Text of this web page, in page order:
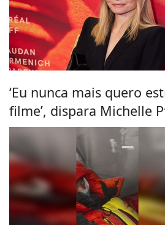
‘Eu nunca mais quero
filme’, dispara Michelle